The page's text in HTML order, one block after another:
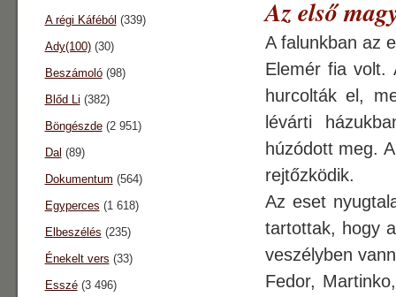
Az első
A falunkban az
Elemér fia volt.
hurcolták el,
lévárti
húzódott meg.
rejtőzködik.
Az eset
tartottak, hogy
veszélyben
Fedor,
A régi Káféból (339)
Ady(100)(30)
Beszámoló(98)
Blőd Li (382)
Böngészde(2 951)
Dal (89)
Dokumentum (564)
Egyperces (1 618)
Elbeszélés (235)
Énekelt vers (33)
Esszé(3 496)